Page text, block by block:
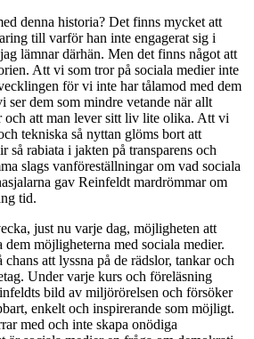
denna historia? Det finns mycket att
till varför han inte engagerat sig i
lämnar därhän. Men det finns något att
Att vi som tror på sociala medier inte
för vi inte har tålamod med dem
ser dem som mindre vetande när allt
och att man lever sitt liv lite olika. Att vi
tekniska så nyttan glöms bort att
så rabiata i jakten på transparens och
slags vanföreställningar om vad sociala
gav Reinfeldt mardrömmar om
tid.
just nu varje dag, möjligheten att
möjligheterna med sociala medier.
att lyssna på de rädslor, tankar och
Under varje kurs och föreläsning
bild av miljörörelsen och försöker
enkelt och inspirerande som möjligt.
med och inte skapa onödiga